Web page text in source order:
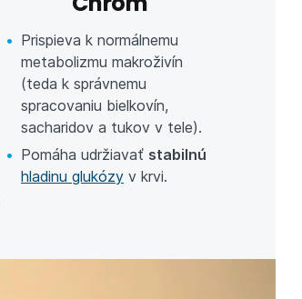
Prispieva k normálnemu
metabolizmu makroživín
(teda k správnemu
spracovaniu bielkovín,
sacharidov a tukov v tele).
Pomáha udržiavať stabilnú
hladinu glukózy v krvi.